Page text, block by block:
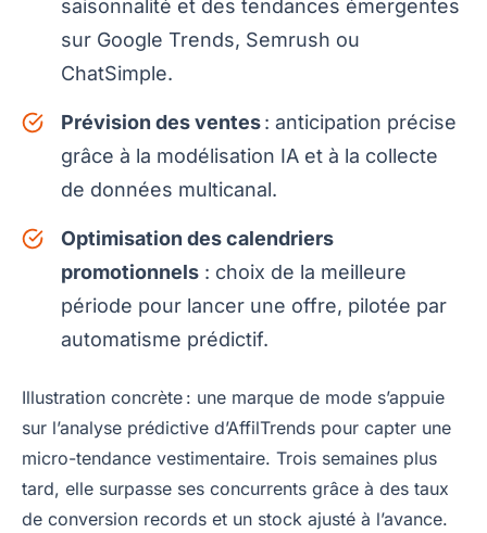
saisonnalité et des tendances émergentes
sur Google Trends, Semrush ou
ChatSimple.
Prévision des ventes: anticipation précise
grâce à la modélisation IA et à la collecte
de données multicanal.
Optimisation des calendriers
promotionnels : choix de la meilleure
période pour lancer une offre, pilotée par
automatisme prédictif.
Illustration concrète : une marque de mode s’appuie
sur l’analyse prédictive d’AffilTrends pour capter une
micro-tendance vestimentaire. Trois semaines plus
tard, elle surpasse ses concurrents grâce à des taux
de conversion records et un stock ajusté à l’avance.